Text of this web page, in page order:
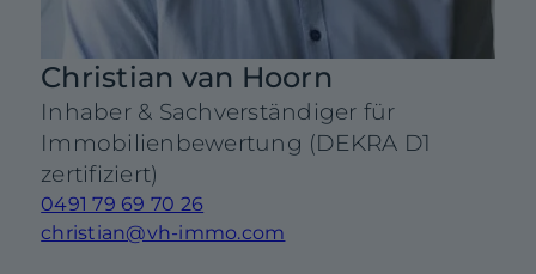
Christian van Hoorn
Inhaber & Sachverständiger für
Immobilienbewertung (DEKRA D1
zertifiziert)
0491 79 69 70 26
christian@vh-immo.com